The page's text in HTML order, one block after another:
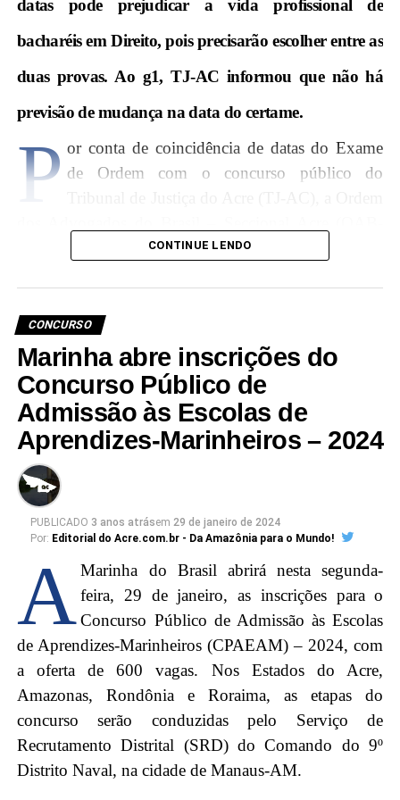
datas pode prejudicar a vida profissional de
bacharéis em Direito, pois precisarão escolher entre as
duas provas. Ao g1, TJ-AC informou que não há
previsão de mudança na data do certame.
P or conta de coincidência de datas do Exame
de Ordem com o concurso público do
AC) apresentou nessa terça-feira (30) um pedido para
Em documento encaminhado à presidente do TJ-AC,
desembargadora Regina Ferrari, o presidente da
OAB-AC Rodrigo Aiache argumenta que a realização
dos exames no mesmo dia pode prejudicar a vida
profissional de bacharéis em Direito, pois precisarão
escolher entre as duas provas.
“Compreendemos as dificuldades inerentes à
organização de um concurso público. No entanto,
nova data seja considerada, permitindo que os
candidatos participem de ambas as provas sem
Porém, ao g1, a assessoria de comunicação do TJ
informou quenão há previsão de mudança na data, e
o dia 24 de março permanece como o dia
escolhidopara aplicação da prova objetiva.
CONTINUE LENDO
CONCURSO
Marinha abre inscrições do
Concurso Público de
Admissão às Escolas de
Aprendizes-Marinheiros – 2024
PUBLICADO 3 anos atrásem 29 de janeiro de 2024
Por: Editorial do Acre.com.br - Da Amazônia para o Mundo!
A Marinha do Brasil abrirá nesta segunda-
feira, 29 de janeiro, as inscrições para o
Concurso Público de Admissão às Escolas
de Aprendizes-Marinheiros (CPAEAM) – 2024, com
a oferta de 600 vagas. Nos Estados do Acre,
Amazonas, Rondônia e Roraima, as etapas do
concurso serão conduzidas pelo Serviço de
Recrutamento Distrital (SRD) do Comando do 9º
Distrito Naval, na cidade de Manaus-AM.